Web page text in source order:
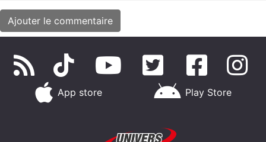
App store Play Store